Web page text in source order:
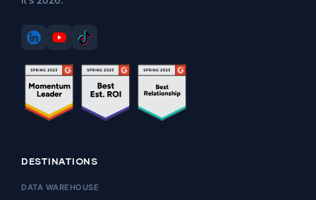
DESTINATIONS
DATA WAREHOUSE